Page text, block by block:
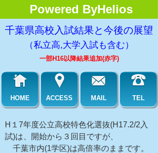
Powered ByHelios
千葉県高校入試結果と今後の展望
（私立高,大学入試も含む）
一部H16以降結果追加(赤字)
HOME ACCESS MAIL TEL
H１7年度公立高校特色化選抜(H17.2/2入
試)は、開始から３回目ですが、
千葉市内(1学区)は高倍率のままです。